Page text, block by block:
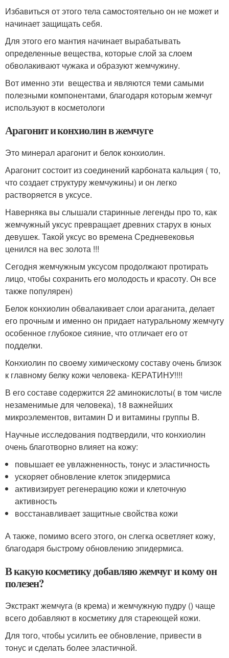
Избавиться от этого тела самостоятельно он не может и
начинает защищать себя.
Для этого его мантия начинает вырабатывать
определенные вещества, которые слой за слоем
обволакивают чужака и образуют жемчужину.
Вот именно эти вещества и являются теми самыми
полезными компонентами, благодаря которым жемчуг
используют в косметологи
Арагонит и конхиолин в жемчуге
Это минерал арагонит и белок конхиолин.
Арагонит состоит из соединений карбоната кальция ( то,
что создает структуру жемчужины) и он легко
растворяется в уксусе.
Наверняка вы слышали старинные легенды про то, как
жемчужный уксус превращает древних старух в юных
девушек. Такой уксус во времена Средневековья
ценился на вес золота !!!
Сегодня жемчужным уксусом продолжают протирать
лицо, чтобы сохранить его молодость и красоту. Он все
также популярен)
Белок конхиолин обвалакивает слои араганита, делает
его прочным и именно он придает натуральному жемчугу
особенное глубокое сияние, что отличает его от
подделки.
Конхиолин по своему химическому составу очень близок
к главному белку кожи человека- КЕРАТИНУ!!!!
В его составе содержится 22 аминокислоты( в том числе
незаменимые для человека), 18 важнейших
микроэлементов, витамин D и витамины группы B.
Научные исследования подтвердили, что конхиолин
очень благотворно влияет на кожу:
повышает ее увлажненность, тонус и эластичность
ускоряет обновление клеток эпидермиса
активизирует регенерацию кожи и клеточную
активность
восстанавливает защитные свойства кожи
А также, помимо всего этого, он слегка осветляет кожу,
благодаря быстрому обновлению эпидермиса.
В какую косметику добавляю жемчуг и кому он
полезен?
Экстракт жемчуга (в крема) и жемчужную пудру () чаще
всего добавляют в косметику для стареющей кожи.
Для того, чтобы усилить ее обновление, привести в
тонус и сделать более эластичной.